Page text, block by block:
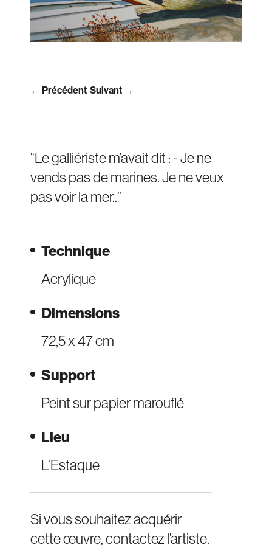
Technique
Acrylique
Dimensions
72,5 x 47 cm
Support
Peint sur papier marouflé
Lieu
L’Estaque
Si vous souhaitez acquérir
cette œuvre, contactez l’artiste.
← Précédent Suivant →
“Le galliériste m’avait dit : - Je ne
vends pas de marines. Je ne veux
pas voir la mer..”